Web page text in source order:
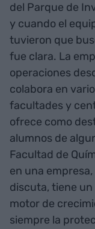
del Parque de
y cuando el
tuvieron que
fue clara. La
operaciones
colabora en
facultades y
ofrece como
alumnos de
Facultad de
en una
discuta, tiene
motor de
siempre la